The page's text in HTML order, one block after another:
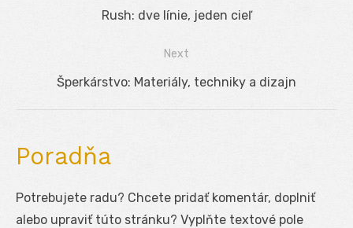
NavigáciaPrevious
Rush: dve línie, jeden cieľ
Next
Next
Šperkárstvo: Materiály, techniky a dizajn
Poradňa
Potrebujete radu? Chcete pridať komentár, doplniť
alebo upraviť túto stránku? Vyplňte textové pole